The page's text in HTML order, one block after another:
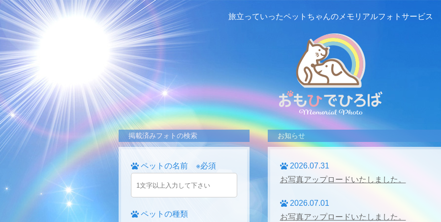
旅立っていったペットちゃんの メモリアルフォトサービス
掲載済みフォトの検索
ペットの名前 ※必須
ペットの種類
お知らせ
2026.07.31
お写真アップロードいたしました。
2026.07.01
お写真アップロードいたしました。